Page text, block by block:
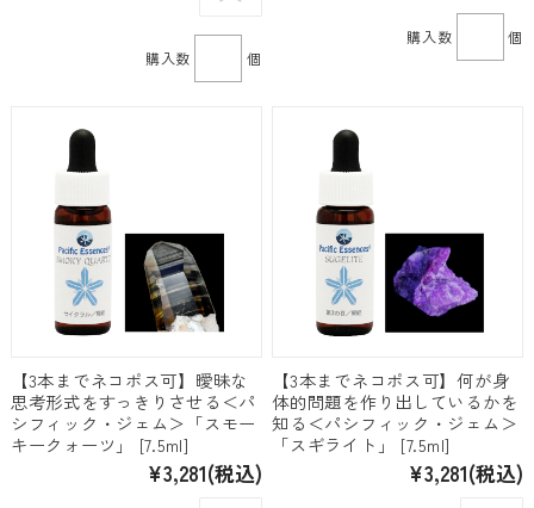
購入数 個
購入数 個
【3本までネコポス可】曖昧な
思考形式をすっきりさせる＜パ
シフィック・ジェム＞「スモー
キークォーツ」 [7.5ml]
¥3,281(税込)
【3本までネコポス可】何が身
体的問題を作り出しているかを
知る＜パシフィック・ジェム＞
「スギライト」 [7.5ml]
¥3,281(税込)